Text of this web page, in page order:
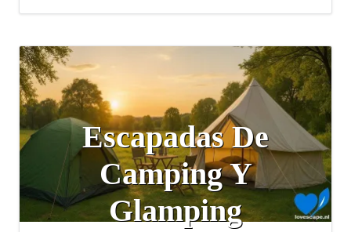
Escapadas De
Camping Y
Glamping